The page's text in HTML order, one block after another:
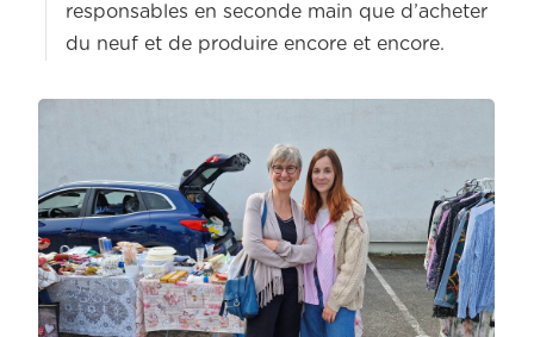
responsables en seconde main que d’acheter
du neuf et de produire encore et encore.